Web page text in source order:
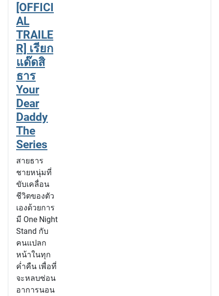
[OFFICI
AL
TRAILE
R] เรียก
แด๊ดสิ
ธาร
Your
Dear
Daddy
The
Series
สายธาร
ชายหนุ่มที่
ขับเคลื่อน
ชีวิตของตัว
เองด้วยการ
มี One Night
Stand กับ
คนแปลก
หน้าในทุก
ค่ำคืน เพื่อที่
จะหลบซ่อน
อาการนอน